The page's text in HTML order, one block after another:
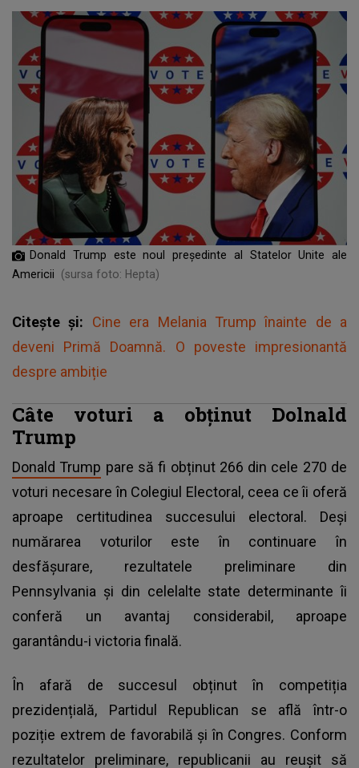
Donald Trump este noul președinte al Statelor Unite ale
Americii
(sursa foto: Hepta)
Citește și: Cine era Melania Trump înainte de a
deveni Primă Doamnă. O poveste impresionantă
despre ambiție
Câte voturi a obținut Dolnald
Trump
Donald Trump pare să fi obținut 266 din cele 270 de
voturi necesare în Colegiul Electoral, ceea ce îi oferă
aproape certitudinea succesului electoral. Deși
numărarea voturilor este în continuare în
desfășurare, rezultatele preliminare din
Pennsylvania și din celelalte state determinante îi
conferă un avantaj considerabil, aproape
garantându-i victoria finală.
În afară de succesul obținut în competiția
prezidențială, Partidul Republican se află într-o
poziție extrem de favorabilă și în Congres. Conform
rezultatelor preliminare, republicanii au reușit să